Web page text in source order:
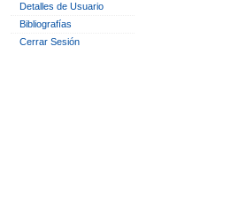
Detalles de Usuario
Bibliografías
Cerrar Sesión